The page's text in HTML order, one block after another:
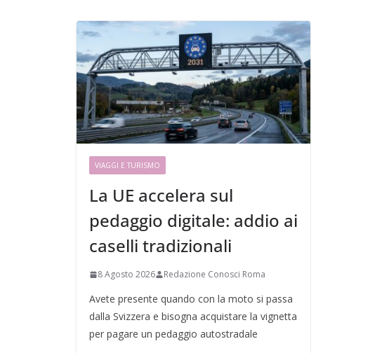
VIAGGI E TURISMO
La UE accelera sul
pedaggio digitale: addio ai
caselli tradizionali
8 Agosto 2026 Redazione Conosci Roma
Avete presente quando con la moto si passa
dalla Svizzera e bisogna acquistare la vignetta
per pagare un pedaggio autostradale